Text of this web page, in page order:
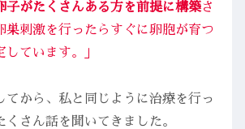
子がたくさんある方を前提に構築さ
巣刺激を行ったらすぐに卵胞が育つ
しています。」
てから、私と同じように治療を行っ
くさん話を聞いてきました。